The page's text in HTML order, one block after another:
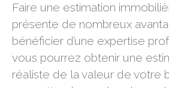
Faire une estimation
présente de nombreux
bénéficier d’une expertise
vous pourrez obtenir une
réaliste de la valeur de votre